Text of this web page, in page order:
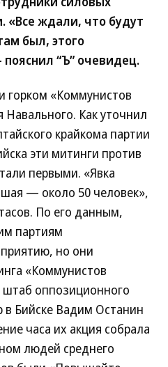
«Все ждали, что будут
был, этого
“Ъ” очевидец.
горком «Коммунистов
Навального. Как уточнил
крайкома партии
эти митинги против
первыми. «Явка
— около 50 человек»,
По его данным,
партиям
но они
«Коммунистов
штаб оппозиционного
в Бийске Вадим Останин
часа их акция собрала
людей среднего